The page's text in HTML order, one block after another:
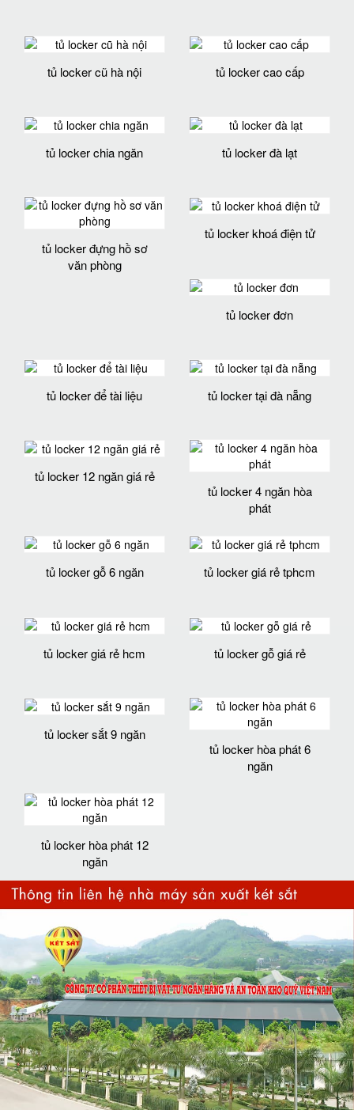
tủ locker cũ hà nội tủ locker cao cấp
tủ locker chia ngăn tủ locker đà lạt
tủ locker đựng hồ sơ
văn phòng
tủ locker khoá điện tử
tủ locker đơn
tủ locker để tài liệu tủ locker tại đà nẵng
tủ locker 12 ngăn giá rẻ
tủ locker 4 ngăn hòa
phát
tủ locker gỗ 6 ngăn tủ locker giá rẻ tphcm
tủ locker giá rẻ hcm tủ locker gỗ giá rẻ
tủ locker sắt 9 ngăn
tủ locker hòa phát 6
ngăn
tủ locker hòa phát 12
ngăn